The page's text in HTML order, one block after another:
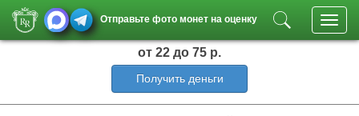
Отправьте фото монет на оценку
от 22 до 75 р.
Получить деньги